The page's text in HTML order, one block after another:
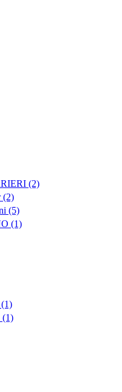
(2)
(2)
(5)
(1)
(1)
(1)